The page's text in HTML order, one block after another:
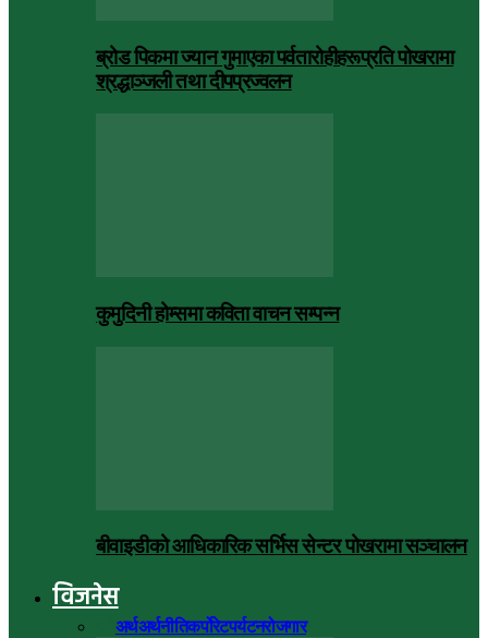
ब्रोड पिकमा ज्यान गुमाएका पर्वतारोहीहरूप्रति पोखरामा
श्रद्धाञ्जली तथा दीपप्रज्वलन
कुमुदिनी होम्समा कविता वाचन सम्पन्न
बीवाइडीको आधिकारिक सर्भिस सेन्टर पोखरामा सञ्चालन
विजनेस
अर्थअर्थनीतिकर्पोरेटपर्यटनरोजगार